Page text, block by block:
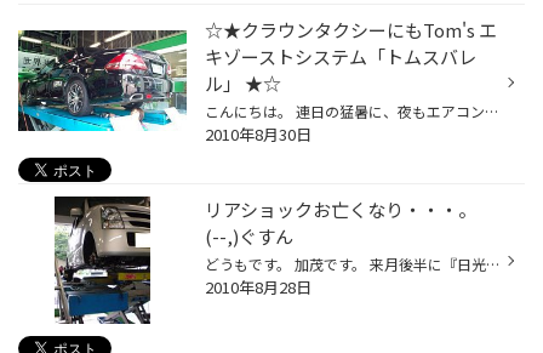
☆★クラウンタクシーにもTom's エ
キゾーストシステム「トムスバレ
ル」 ★☆
こんにちは。 連日の猛暑に、夜もエアコンをつけっぱなしでないと寝れない状態ですが、最近、電気代の請求が不安で夜も眠れないのは、 僕です。 ｶﾞｶﾞｶﾞ━Σ(llﾟωﾟ(llﾟдﾟll)ﾟ∀ﾟll)━ﾝ!!! さて、クルマ好きが、必ず変えたいものとしてベスト３は、アルミホイール・サスペンションそして、マフラーですよ...
2010年8月30日
リアショックお亡くなり・・・。
(--,)ぐすん
どうもです。 加茂です。 来月後半に『日光サーキット』に久々に出没予定です。 今回主催の所は非常にレベルが高く、いい勉強になりそうです。 ストレスも非常にたまっておりますし・・・新たなデータを目論みたいし・・・と・・・ 今から気持ちがムンムン高まっておりますぞ!! ﾜｸ((o(=´ー｀=o)(o=´...
2010年8月28日